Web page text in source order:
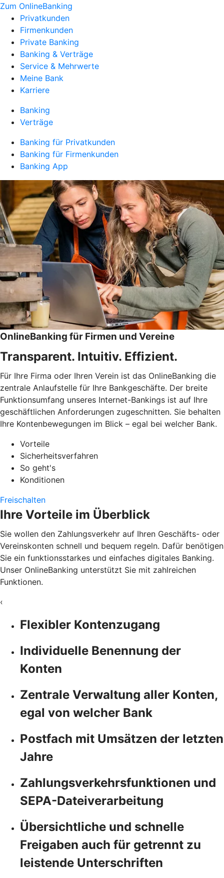
Zum OnlineBanking
Privatkunden
Firmenkunden
Private Banking
Banking & Verträge
Service & Mehrwerte
Meine Bank
Karriere
Banking
Verträge
Banking für Privatkunden
Banking für Firmenkunden
Banking App
OnlineBanking für Firmen und Vereine
Transparent. Intuitiv. Effizient.
Für Ihre Firma oder Ihren Verein ist das OnlineBanking die
zentrale Anlaufstelle für Ihre Bankgeschäfte. Der breite
Funktionsumfang unseres Internet-Bankings ist auf Ihre
geschäftlichen Anforderungen zugeschnitten. Sie behalten
Ihre Kontenbewegungen im Blick – egal bei welcher Bank.
Vorteile
Sicherheitsverfahren
So geht's
Konditionen
Freischalten
Ihre Vorteile im Überblick
Sie wollen den Zahlungsverkehr auf Ihren Geschäfts- oder
Vereinskonten schnell und bequem regeln. Dafür benötigen
Sie ein funktionsstarkes und einfaches digitales Banking.
Unser OnlineBanking unterstützt Sie mit zahlreichen
Funktionen.
‹
Flexibler Kontenzugang
Individuelle Benennung der
Konten
Zentrale Verwaltung aller Konten,
egal von welcher Bank
Postfach mit Umsätzen der letzten
Jahre
Zahlungsverkehrsfunktionen und
SEPA-Dateiverarbeitung
Übersichtliche und schnelle
Freigaben auch für getrennt zu
leistende Unterschriften